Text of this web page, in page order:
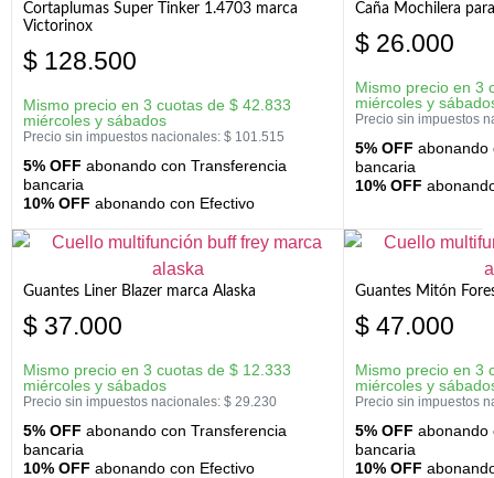
Cortaplumas Super Tinker 1.4703 marca
Victorinox
$ 128.500
Mismo precio en 3 cuotas de $ 42.833
miércoles y sábados
Precio sin impuestos nacionales: $ 101.515
5% OFF abonando con Transferencia
bancaria
10% OFF abonando con Efectivo
Caña Mochilera
$ 26.000
Mismo precio en 3
miércoles y
Precio sin impuestos
5% OFF abonando
bancaria
10% OFF
Guantes Liner Blazer marca Alaska
$ 37.000
Mismo precio en 3 cuotas de $ 12.333
miércoles y sábados
Precio sin impuestos nacionales: $ 29.230
5% OFF abonando con Transferencia
bancaria
10% OFF abonando con Efectivo
Guantes Mitón
$ 47.000
Mismo precio en 3
miércoles y
Precio sin impuestos
5% OFF abonando
bancaria
10% OFF